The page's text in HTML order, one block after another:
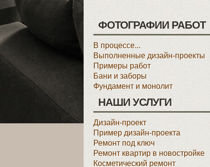
ФОТОГРАФИИ РАБОТ
В процессе...
Выполненные дизайн-проекты
Примеры работ
Бани и заборы
Фундамент и монолит
НАШИ УСЛУГИ
Дизайн-проект
Пример дизайн-проекта
Ремонт под ключ
Ремонт квартир в новостройке
Косметический ремонт